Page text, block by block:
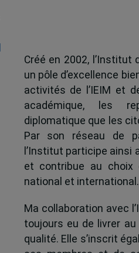
Créé en 2002, l’Institut
un pôle d’excellence
activités de l’IEIM et
académique, les
diplomatique que les
Par son réseau de
l’Institut participe ainsi
et contribue au choix
national et international.
Ma collaboration avec
toujours eu de livrer
qualité. Elle s’inscrit